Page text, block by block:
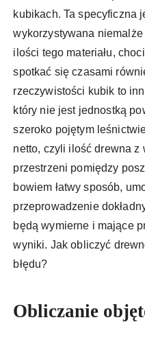
kubikach. Ta specyficzna
wykorzystywana
ilości tego materiału,
spotkać się czasami
rzeczywistości kubik to
który nie jest jednostką
szeroko pojętym
netto, czyli ilość drewna z
przestrzeni pomiędzy
bowiem łatwy sposób,
przeprowadzenie
będą wymierne i mające
wyniki. Jak obliczyć
błędu?
Obliczanie